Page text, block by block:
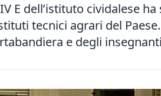
IV E dell’istituto cividalese
tecnici agrari del
e degli